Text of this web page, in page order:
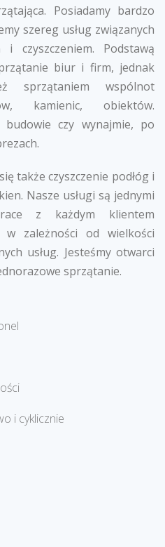
Posiadamy bardzo
szereg usług związanych
czyszczeniem. Podstawą
biur i firm, jednak
sprzątaniem wspólnot
kamienic, obiektów.
czy wynajmie, po
także czyszczenie podłóg i
Nasze usługi są jednymi
z każdym klientem
w zależności od wielkości
usług. Jesteśmy otwarci
sprzątanie.
i cyklicznie